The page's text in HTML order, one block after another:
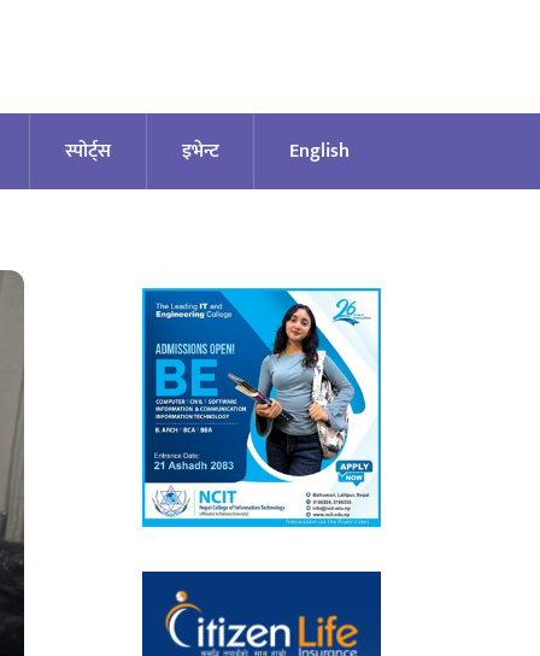
स्पोर्ट्स इभेन्ट English